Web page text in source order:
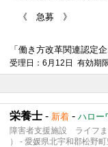
《 急募 》
「働き方改革関連認定
受理日：6月12日 有効期
栄養士 - 新着 - ハロー
障害者支援施設 ライフ
） - 愛媛県北宇和郡松野